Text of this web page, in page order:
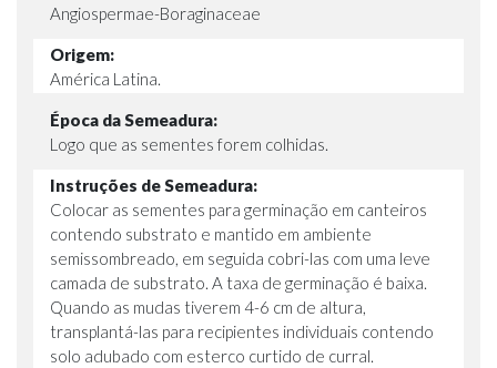
Angiospermae-Boraginaceae
Origem:
América Latina.
Época da Semeadura:
Logo que as sementes forem colhidas.
Instruções de Semeadura:
Colocar as sementes para germinação em canteiros
contendo substrato e mantido em ambiente
semissombreado, em seguida cobri-las com uma leve
camada de substrato. A taxa de germinação é baixa.
Quando as mudas tiverem 4-6 cm de altura,
transplantá-las para recipientes individuais contendo
solo adubado com esterco curtido de curral.